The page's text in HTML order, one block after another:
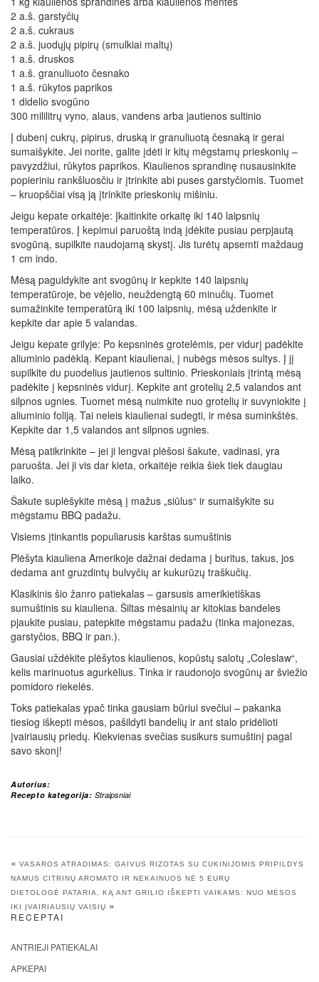
2 a.š. garstyčių
2 a.š. cukraus
2 a.š. juodųjų pipirų (smulkiai maltų)
1 a.š. druskos
1 a.š. granuliuoto česnako
1 a.š. rūkytos paprikos
1 didelio svogūno
300 mililitrų vyno, alaus, vandens arba jautienos sultinio
Į dubenį cukrų, pipirus, druską ir granuliuotą česnaką ir gerai
sumaišykite. Jei norite, galite įdėti ir kitų mėgstamų prieskonių –
pavyzdžiui, rūkytos paprikos. Kiaulienos sprandinę nusausinkite
popieriniu rankšluosčiu ir įtrinkite abi puses garstyčiomis. Tuomet
– kruopščiai visą ją įtrinkite prieskonių mišiniu.
Jeigu kepate orkaitėje: Įkaitinkite orkaitę iki 140 laipsnių
temperatūros. Į kepimui paruoštą indą įdėkite pusiau perpjautą
svogūną, supilkite naudojamą skystį. Jis turėtų apsemti maždaug
1 cm indo.
Mėsą paguldykite ant svogūnų ir kepkite 140 laipsnių
temperatūroje, be vėjelio, neuždengtą 60 minučių. Tuomet
sumažinkite temperatūrą iki 100 laipsnių, mėsą uždenkite ir
kepkite dar apie 5 valandas.
Jeigu kepate grilyje: Po kepsninės grotelėmis, per vidurį padėkite
aliuminio padėklą. Kepant kiaulienai, į nubėgs mėsos sultys. Į jį
supilkite du puodelius jautienos sultinio. Prieskoniais įtrintą mėsą
padėkite į kepsninės vidurį. Kepkite ant grotelių 2,5 valandos ant
silpnos ugnies. Tuomet mėsą nuimkite nuo grotelių ir suvyniokite į
aliuminio foliją. Tai neleis kiaulienai sudegti, ir mėsa suminkštės.
Kepkite dar 1,5 valandos ant silpnos ugnies.
Mėsą patikrinkite – jei ji lengvai plėšosi šakute, vadinasi, yra
paruošta. Jei ji vis dar kieta, orkaitėje reikia šiek tiek daugiau
laiko.
Šakute suplėšykite mėsą į mažus „siūlus“ ir sumaišykite su
mėgstamu BBQ padažu.
Visiems įtinkantis populiarusis karštas sumuštinis
Plėšyta kiauliena Amerikoje dažnai dedama į buritus, takus, jos
dedama ant gruzdintų bulvyčių ar kukurūzų traškučių.
Klasikinis šio žanro patiekalas – garsusis amerikietiškas
sumuštinis su kiauliena. Šiltas mėsainių ar kitokias bandeles
pjaukite pusiau, patepkite mėgstamu padažu (tinka majonezas,
garstyčios, BBQ ir pan.).
Gausiai uždėkite plėšytos kiaulienos, kopūstų salotų „Coleslaw“,
kelis marinuotus agurkėlius. Tinka ir raudonojo svogūnų ar šviežio
pomidoro riekelės.
Toks patiekalas ypač tinka gausiam būriui svečiui – pakanka
tiesiog iškepti mėsos, pašildyti bandelių ir ant stalo pridėlioti
įvairiausių priedų. Kiekvienas svečias susikurs sumuštinį pagal
savo skonį!
Autorius:
Recepto kategorija: Straipsniai
« VASAROS ATRADIMAS: GAIVUS RIZOTAS SU CUKINIJOMIS PRIPILDYS
NAMUS CITRINŲ AROMATO IR NEKAINUOS NĖ 5 EURŲ
DIETOLOGĖ PATARIA, KĄ ANT GRILIO IŠKEPTI VAIKAMS: NUO MĖSOS
IKI ĮVAIRIAUSIŲ VAISIŲ »
RECEPTAI
ANTRIEJI PATIEKALAI
APKEPAI